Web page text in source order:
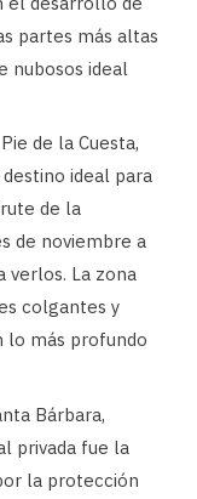
partes más altas
nubosos ideal
de la Cuesta,
ideal para
de la
de noviembre a
verlos. La zona
colgantes y
lo más profundo
Bárbara,
privada fue la
la protección